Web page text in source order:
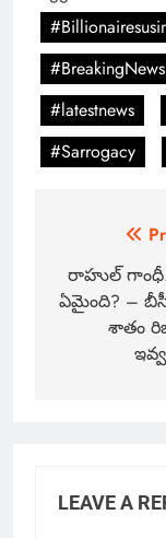
#BreakingNews
#latestnews
#Sarrogacy
రాహుల్
ఏమైంది? –
శాతం
LEAVE A